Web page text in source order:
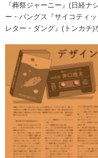
『葬祭ジャーニー』(日経ナ
ー・バングス『サイコティ
レター・ダング』(トンカチ)